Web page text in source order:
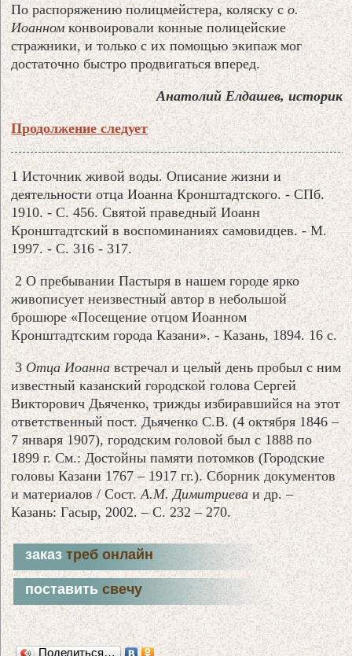
По распоряжению полицмейстера, коляску со.
Иоанном конвоировали конные полицейские
стражники, и только с их помощью экипаж мог
достаточно быстро продвигаться вперед.
Анатолий Елдашев, историк
Продолжение следует
1 Источник живой воды. Описание жизни и
деятельности отца Иоанна Кронштадтского. - СПб.
1910. - С. 456. Святой праведный Иоанн
Кронштадтский в воспоминаниях самовидцев. - М.
1997. - С. 316 - 317.
2 О пребывании Пастыря в нашем городе ярко
живописует неизвестный автор в небольшой
брошюре «Посещение отцом Иоанном
Кронштадтским города Казани». - Казань, 1894. 16 с.
3Отца Иоаннавстречал и целый день пробыл с ним
известный казанский городской голова Сергей
Викторович Дьяченко, трижды избиравшийся на этот
ответственный пост. Дьяченко С.В. (4 октября 1846 –
7 января 1907), городским головой был с 1888 по
1899 г. См.: Достойны памяти потомков (Городские
головы Казани 1767 – 1917 гг.). Сборник документов
и материалов / Сост.А.М. Димитриеваи др. –
Казань: Гасыр, 2002. – С. 232 – 270.
заказтреб онлайн
поставитьсвечу
Поделиться…